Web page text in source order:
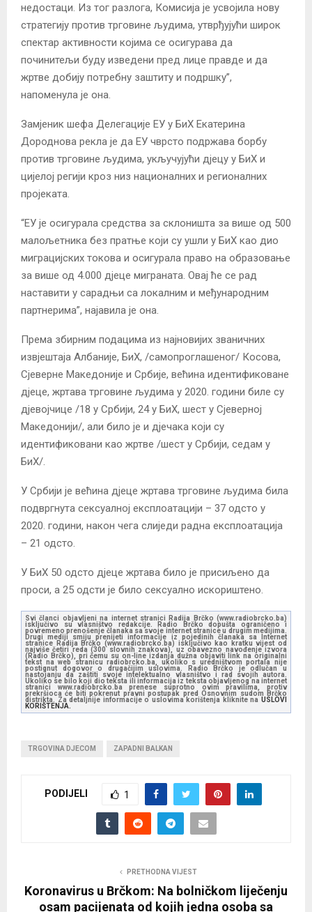
недостаци. Из тог разлога, Комисија је усвојила нову
стратегију против трговине људима, утврђујући широк
спектар активности којима се осигурава да
починитељи буду изведени пред лице правде и да
жртве добију потребну заштиту и подршку”,
напоменула је она.
Замјеник шефа Делегације ЕУ у БиХ Екатерина
Дороднова рекла је да ЕУ чврсто подржава борбу
против трговине људима, укључујући дјецу у БиХ и
цијелој регији кроз низ националних и регионалних
пројеката.
“ЕУ је осигурала средства за склоништа за више од 500
малољетника без пратње који су ушли у БиХ као дио
миграцијских токова и осигурала право на образовање
за више од 4.000 дјеце миграната. Овај ће се рад
наставити у сарадњи са локалним и међународним
партнерима”, најавила је она.
Према збирним подацима из најновијих званичних
извјештаја Албаније, БиХ, /самопроглашеног/ Косова,
Сјеверне Македоније и Србије, већина идентификоване
дјеце, жртава трговине људима у 2020. години биле су
дјевојчице /18 у Србији, 24 у БиХ, шест у Сјеверној
Македонији/, али било је и дјечака који су
идентификовани као жртве /шест у Србији, седам у
БиХ/.
У Србији је већина дјеце жртава трговине људима била
подвргнута сексуалној експлоатацији – 37 одсто у
2020. години, након чега слиједи радна експлоатација
– 21 одсто.
У БиХ 50 одсто дјеце жртава било је присиљено да
проси, а 25 одсти је било сексуално искориштено.
Svi članci objavljeni na internet stranici Radija Brčko (www.radiobrcko.ba)
isključivo su vlasništvo redakcije. Radio Brčko dopušta ograničeno i
povremeno prenošenje članaka sa svoje internet stranice u drugim medijima.
Drugi mediji smiju prenijeti informacije iz pojedinih članaka sa Internet
stranice Radija Brčko (www.radiobrcko.ba) isključivo kao kratku vijest od
najviše četiri reda (300 slovnih znakova), uz obavezno navođenje izvora
(Radio Brčko), pri čemu su on-line izdanja dužna objaviti link na originalni
tekst na web stranicu radiobrcko.ba, ukoliko s uredništvom portala nije
postignut dogovor o drugačijim uslovima. Radio Brčko je odlučan u
nastojanju da zaštiti svoje intelektualno vlasništvo i rad svojih autora.
Ukoliko se bilo koji dio teksta ili informacija iz teksta objavljenog na internet
stranici www.radiobrcko.ba prenese suprotno ovim pravilima, protiv
prekršioca će biti pokrenut pravni postupak pred Osnovnim sudom Brčko
distrikta. Za detaljnije informacije o uslovima korištenja kliknite na USLOVI
KORIŠTENJA.
TRGOVINA DJECOM ZAPADNI BALKAN
PODIJELI 1
PRETHODNA VIJEST
Koronavirus u Brčkom: Na bolničkom liječenju
osam pacijenata od kojih jedna osoba sa